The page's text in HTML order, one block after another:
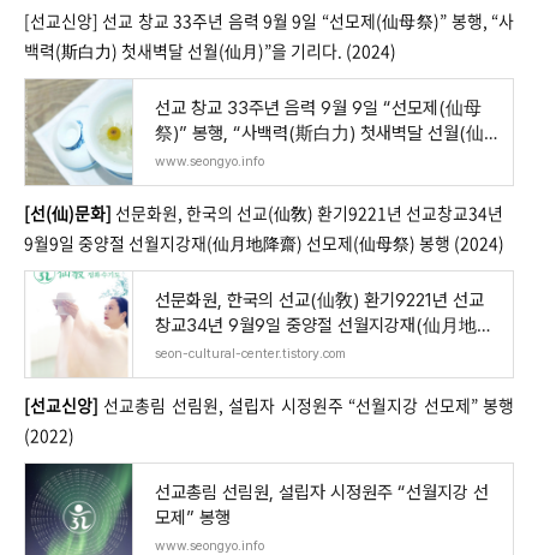
[선교신앙] 선교 창교 33주년 음력 9월 9일 “선모제(仙母祭)” 봉행, “사
백력(斯白力) 첫새벽달 선월(仙月)”을 기리다. (2024)
선교 창교 33주년 음력 9월 9일 “선모제(仙母
祭)” 봉행, “사백력(斯白力) 첫새벽달 선월(仙
月)
www.seongyo.info
[선(仙)문화] 선문화원, 한국의 선교(仙敎) 환기9221년 선교창교34년
9월9일 중양절 선월지강재(仙月地降齋) 선모제(仙母祭) 봉행 (2024)
선문화원, 한국의 선교(仙敎) 환기9221년 선교
창교34년 9월9일 중양절 선월지강재(仙月地降
齋) 선
seon-cultural-center.tistory.com
[선교신앙] 선교총림 선림원, 설립자 시정원주 “선월지강 선모제” 봉행
(2022)
선교총림 선림원, 설립자 시정원주 “선월지강 선
모제” 봉행
www.seongyo.info